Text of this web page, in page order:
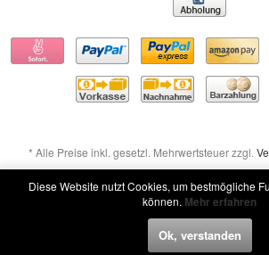
* Alle Preise inkl. gesetzl. Mehrwertsteuer zzgl.
Nachnahmegebühren, wenn nicht
Widerruf erklären
Diese Website nutzt Cookies, um bestmögliche
können. Mehr erfahren
Ok, verstanden